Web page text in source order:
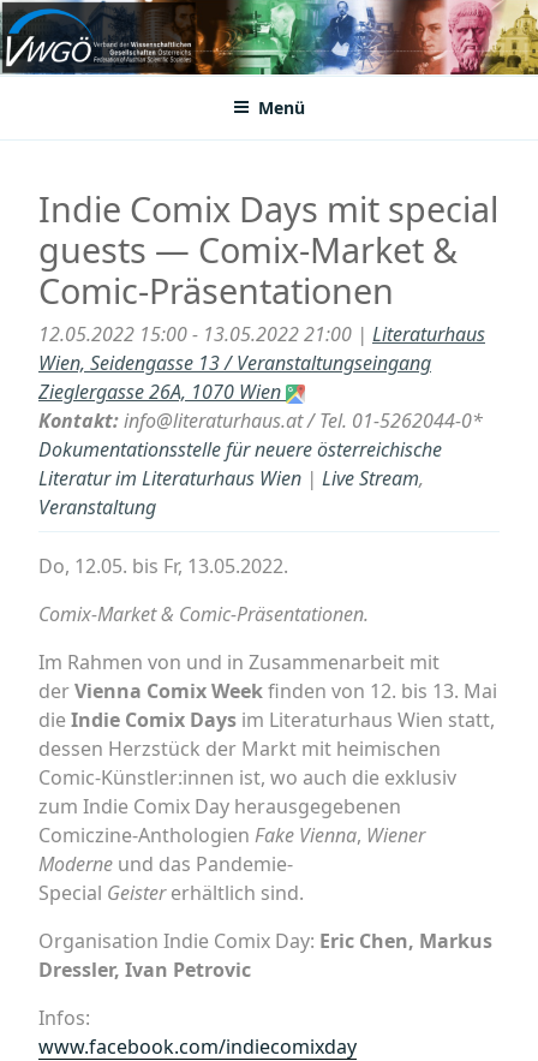
Zum
Inhalt
springenVWGÖ
Federation of Austrian Scientific Societies
Menü
Indie Comix Days mit special
guests — Comix-Market &
Comic-Präsentationen
12.05.2022 15:00 - 13.05.2022 21:00 | Literaturhaus
Wien, Seidengasse 13 / Veranstaltungseingang
Zieglergasse 26A, 1070 Wien
Kontakt:info@literaturhaus.at / Tel. 01-5262044-0*
Dokumentationsstelle für neuere österreichische
Literatur im Literaturhaus Wien | Live Stream,
Veranstaltung
Do, 12.05. bis Fr, 13.05.2022.
Comix-Market & Comic-Präsentationen.
Im Rahmen von und in Zusammenarbeit mit
derVienna Comix Weekfinden von 12. bis 13. Mai
dieIndie Comix Days im Literaturhaus Wien statt,
dessen Herzstück der Markt mit heimischen
Comic-Künstler:innen ist, wo auch die exklusiv
zum Indie Comix Day herausgegebenen
Comiczine-Anthologien Fake Vienna, Wiener
Moderne und das Pandemie-
Special Geistererhältlich sind.
Organisation Indie Comix Day: Eric Chen, Markus
Dressler, Ivan Petrovic
Infos:
www.facebook.com/indiecomixday